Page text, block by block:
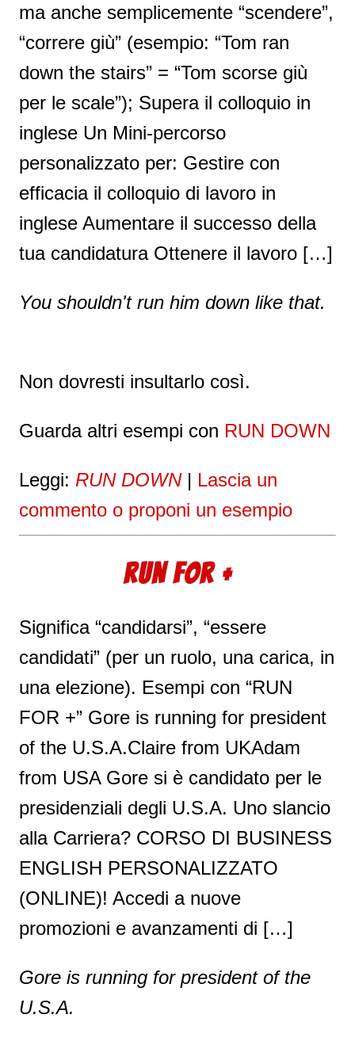
ma anche semplicemente “scendere”,
“correre giù” (esempio: “Tom ran
down the stairs” = “Tom scorse giù
per le scale”); Supera il colloquio in
inglese Un Mini-percorso
personalizzato per: Gestire con
efficacia il colloquio di lavoro in
inglese Aumentare il successo della
tua candidatura Ottenere il lavoro […]
You shouldn't run him down like that.
Non dovresti insultarlo così.
Guarda altri esempi con RUN DOWN
Leggi: RUN DOWN| Lascia un
commento o proponi un esempio
RUN FOR +
Significa “candidarsi”, “essere
candidati” (per un ruolo, una carica, in
una elezione). Esempi con “RUN
FOR +” Gore is running for president
of the U.S.A.Claire from UKAdam
from USA Gore si è candidato per le
presidenziali degli U.S.A. Uno slancio
alla Carriera? CORSO DI BUSINESS
ENGLISH PERSONALIZZATO
(ONLINE)! Accedi a nuove
promozioni e avanzamenti di […]
Gore is running for president of the
U.S.A.